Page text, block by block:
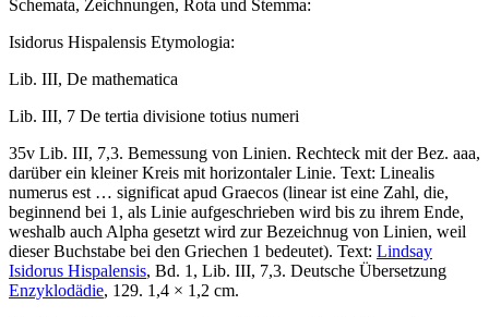
Schemata, Zeichnungen, Rota und Stemma:
Isidorus Hispalensis Etymologia:
Lib. III, De mathematica
Lib. III, 7 De tertia divisione totius numeri
35v Lib. III, 7,3. Bemessung von Linien. Rechteck mit der Bez. aaa,
darüber ein kleiner Kreis mit horizontaler Linie. Text: Linealis
numerus est … significat apud Graecos (linear ist eine Zahl, die,
beginnend bei 1, als Linie aufgeschrieben wird bis zu ihrem Ende,
weshalb auch Alpha gesetzt wird zur Bezeichnug von Linien, weil
dieser Buchstabe bei den Griechen 1 bedeutet). Text: Lindsay
Isidorus Hispalensis, Bd. 1, Lib. III, 7,3. Deutsche Übersetzung
Enzyklodädie, 129. 1,4 × 1,2 cm.